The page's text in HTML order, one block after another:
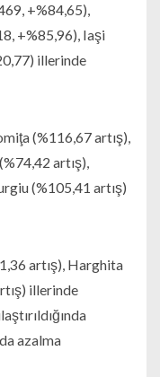
+%84,65),
+%85,96), Iaşi
illerinde
(%116,67 artış),
artış),
(%105,41 artış)
artış), Harghita
illerinde
azalma